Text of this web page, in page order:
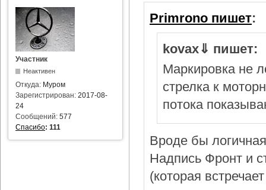
Участник
Неактивен
Откуда: Муром
Зарегистрирован: 2017-08-
24
Сообщений: 577
Спасибо: 111
Primrono пишет:
kovax⇓ пишет:
Маркировка не
стрелка к
потока
Вроде бы
Надпись Фронт и
(которая